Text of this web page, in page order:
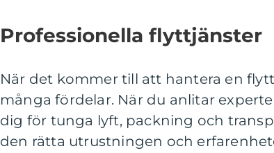
Professionella flyttjänster
När det kommer till att hantera en
många fördelar. När du anlitar
dig för tunga lyft, packning och
den rätta utrustningen och